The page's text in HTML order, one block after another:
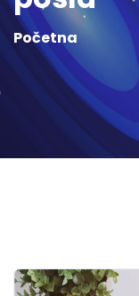
Početna